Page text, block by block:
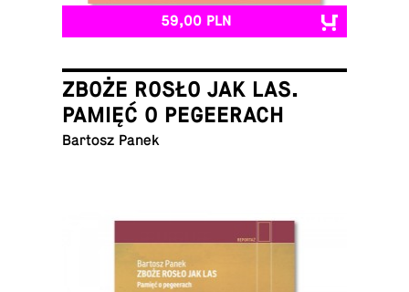
59,00 PLN
ZBOŻE ROSŁO JAK LAS.
PAMIĘĆ O PEGEERACH
Bartosz Panek